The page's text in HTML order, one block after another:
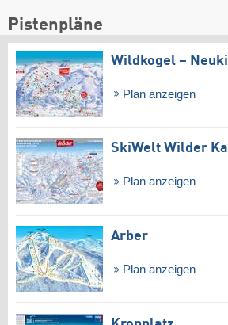
Pistenpläne
Wildkogel –
Plan anzeigen
SkiWelt Wilder
Plan anzeigen
Arber
Plan anzeigen